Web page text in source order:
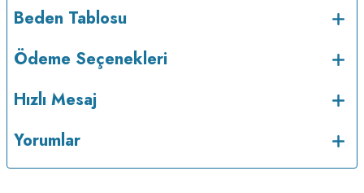
Beden Tablosu
Ödeme Seçenekleri
Hızlı Mesaj
Yorumlar